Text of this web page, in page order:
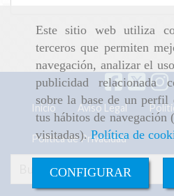
Este sitio web utiliza
terceros que permiten
navegación, analizar el
publicidad relacionada
sobre la base de un perfil
tus hábitos de navegación
visitadas).Política de
CONFIGURAR
Inicio Aviso Legal
Política de Privacidad